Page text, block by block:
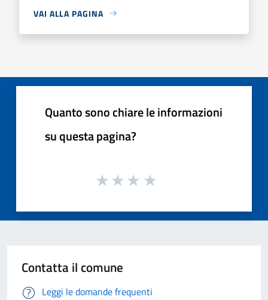
VAI ALLA PAGINA
Quanto sono chiare le informazioni
su questa pagina?
Contatta il comune
Leggi le domande frequenti